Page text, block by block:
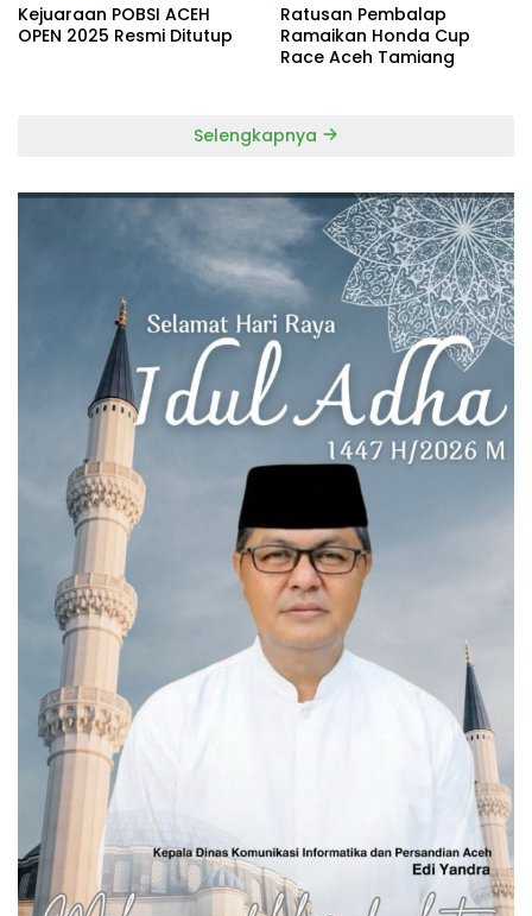
Kejuaraan POBSI ACEH
OPEN 2025 Resmi Ditutup
Ratusan Pembalap
Ramaikan Honda Cup
Race Aceh Tamiang
Selengkapnya